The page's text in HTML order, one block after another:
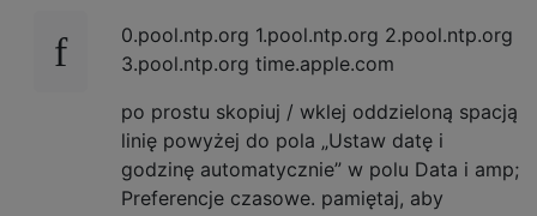
0.pool.ntp.org 1.pool.ntp.org 2.pool.ntp.org
3.pool.ntp.org time.apple.com
po prostu skopiuj / wklej oddzieloną spacją
linię powyżej do pola „Ustaw datę i
godzinę automatycznie” w polu Data i amp;
Preferencje czasowe. pamiętaj, aby